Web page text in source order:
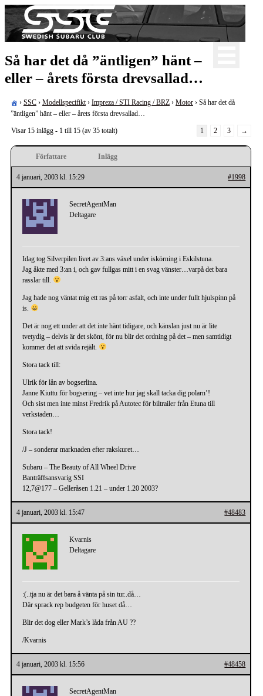
Skip
to
content
Swedish Subaru Club
För oss som älskar Subaru!
Så har det då ”äntligen” hänt –
eller – årets första drevsallad…
› SSC › Modellspecifikt › Impreza / STI Racing / BRZ › Motor › Så har det då
”äntligen” hänt – eller – årets första drevsallad…
Visar 15 inlägg - 1 till 15 (av 35 totalt) 1 2 3 →
Författare Inlägg
4 januari, 2003 kl. 15:29 #1998
SecretAgentMan
Deltagare
Idag tog Silverpilen livet av 3:ans växel under iskörning i Eskilstuna.
Jag åkte med 3:an i, och gav fullgas mitt i en svag vänster…varpå det bara
rasslar till.
Jag hade nog väntat mig ett ras på torr asfalt, och inte under fullt hjulspinn på
is.
Det är nog ett under att det inte hänt tidigare, och känslan just nu är lite
tvetydig – delvis är det skönt, för nu blir det ordning på det – men samtidigt
kommer det att svida rejält.
Stora tack till:
Ulrik för lån av bogserlina.
Janne Kiuttu för bogsering – vet inte hur jag skall tacka dig polarn’!
Och sist men inte minst Fredrik på Autotec för biltrailer från Etuna till
verkstaden…
Stora tack!
/J – sonderar marknaden efter rakskuret…
Subaru – The Beauty of All Wheel Drive
Banträffsansvarig SSI
12,7@177 – Gelleråsen 1.21 – under 1.20 2003?
4 januari, 2003 kl. 15:47 #48483
Kvarnis
Deltagare
:(..tja nu är det bara å vänta på sin tur..då…
Där sprack rep budgeten för huset då…
Blir det dog eller Mark’s låda från AU ??
/Kvarnis
4 januari, 2003 kl. 15:56 #48458
SecretAgentMan